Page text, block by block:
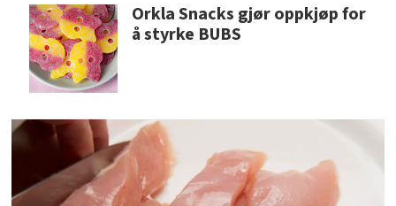
Orkla Snacks gjør oppkjøp for
å styrke BUBS